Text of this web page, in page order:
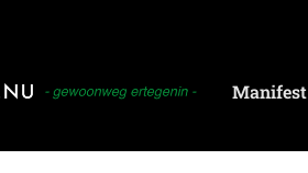
Manifest